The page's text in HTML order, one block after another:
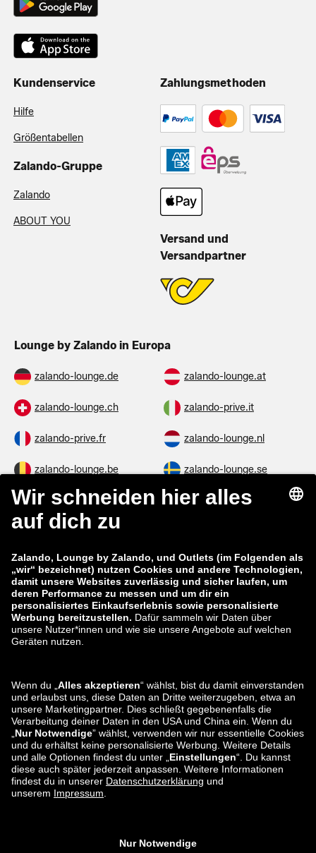
Kundenservice
Hilfe
Größentabellen
Zalando-Gruppe
Zalando
ABOUT YOU
Zahlungsmethoden
Versand und
Versandpartner
Lounge by Zalando in Europa
zalando-lounge.de zalando-lounge.at
zalando-lounge.ch zalando-prive.it
zalando-prive.fr zalando-lounge.nl
zalando-lounge.be zalando-lounge.se
zalando-lounge.fi zalando-lounge.dk
zalando-lounge.co.uk
zalando-prive.es zalando-lounge.cz
zalando-lounge.lt zalando-lounge.sk
zalando-lounge.ro zalando-lounge.hr
zalando-lounge.lu zalando-lounge.ee
zalando-lounge.lv zalando-lounge.no
Sie finden uns
auch bei